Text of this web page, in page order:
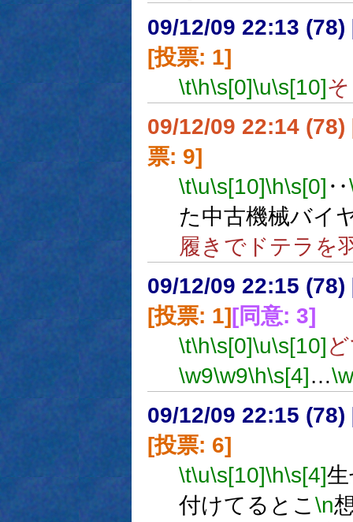
09/12/09 22:13 (78)
[投票: 1]
\t\h\s[0]\u\s[10]
09/12/09 22:14 (78)
票: 9]
\t\u\s[10]\h\s[0] ‥
た中古機械バイ
履きでドテラを
09/12/09 22:15 (78)
[投票: 1][同意: 3]
\t\h\s[0]\u\s[10]
\w9\w9\h\s[4]…
09/12/09 22:15 (78)
[投票: 6]
\t\u\s[10]\h\s[4]
付けてるとこ\n